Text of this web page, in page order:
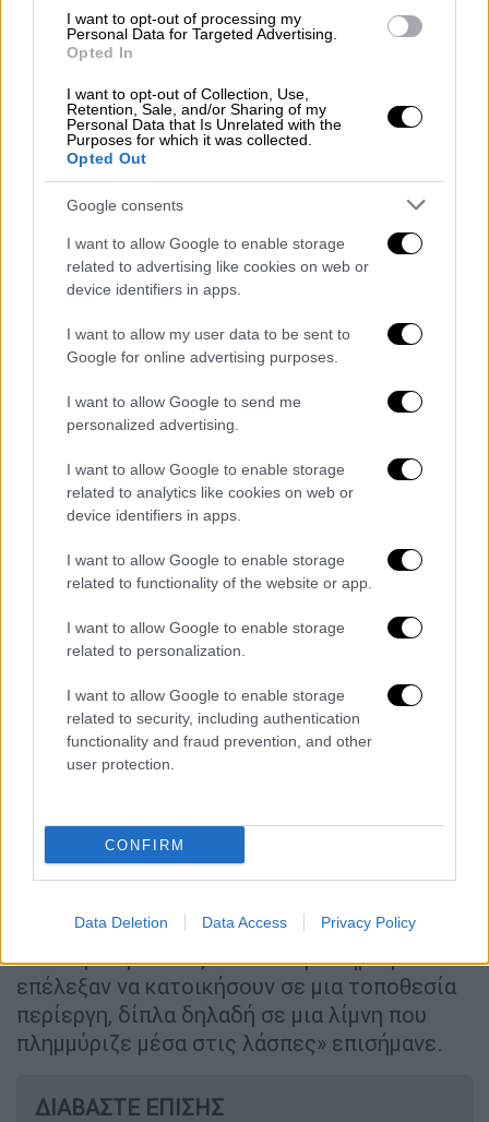
I want to opt-out of processing my
Personal Data for Targeted Advertising.
Opted In
I want to opt-out of Collection, Use,
Retention, Sale, and/or Sharing of my
Personal Data that Is Unrelated with the
Purposes for which it was collected.
Opted Out
Google consents
I want to allow Google to enable storage
related to advertising like cookies on web or
device identifiers in apps.
I want to allow my user data to be sent to
Google for online advertising purposes.
I want to allow Google to send me
personalized advertising.
I want to allow Google to enable storage
related to analytics like cookies on web or
device identifiers in apps.
I want to allow Google to enable storage
related to functionality of the website or app.
I want to allow Google to enable storage
related to personalization.
I want to allow Google to enable storage
related to security, including authentication
functionality and fraud prevention, and other
user protection.
CONFIRM
Data Deletion Data Access Privacy Policy
περιοχή της Βόρειας Ελλάδας. αν και
πιστεύεται ότι το είδος εξαφανίστηκε από
Όταν το Εργαστηριο Ζωολογιας του
Τμηματος Βιολογιας του ΑΠΘ ολοκληρώσει
μελέτη σκοπιμοτητας
φθινόπωρο, αναμένεται να τεθούν και οι
βάσεις για την επανεισαγωγή του είδους
στην Ελλάδα.
Tο κοκαλάκι κάστορα στον
προϊστορικό οικισμό του Δισπηλιού
περιοχή της Καστοριάς από τη μέση
νεολιθική εποχή πιστοποίησε πέραν πάσης
αμφιβολίας ένα οστό από πόδι κάστορα, το
οποίο βρέθηκε κατά τις ανασκαφές που
πραγματοποίησε από το 1992 έως το 2013
το ΑΠΘ στον παραλίμνιο προϊστορικό
οικισμό στο Δισπηλιό.
«Τα οστά είναι δύσκολο να ταυτιστούν χωρίς
ειδική εμπειρία αλλά ήδη έχουμε εντοπίσει
πολλά από άγρια ζώα, όπως ελάφια,
αγριόχοιρους και αρκούδες και φυσικά, του
κάστορα», λέει ο διευθυντής της
ανασκαφής» αναφέρει ο Κώστας Κωτσάκης,
Αρχαιολογίας και επικεφαλής της
ανασκαφής.
καθημερινή ζωή των ανθρώπων και να
απαντήσουμε ίσως και στο ερώτημα γιατί
επέλεξαν να κατοικήσουν σε μια τοποθεσία
περίεργη, δίπλα δηλαδή σε μια λίμνη που
πλημμύριζε μέσα στις λάσπες» επισήμανε.
ΔΙΑΒΑΣΤΕ ΕΠΙΣΗΣ